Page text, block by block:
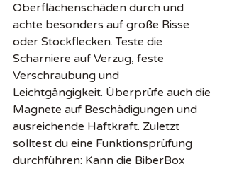
Oberflächenschäden durch und
achte besonders auf große Risse
oder Stockflecken. Teste die
Scharniere auf Verzug, feste
Verschraubung und
Leichtgängigkeit. Überprüfe auch die
Magnete auf Beschädigungen und
ausreichende Haftkraft. Zuletzt
solltest du eine Funktionsprüfung
durchführen: Kann die BiberBox